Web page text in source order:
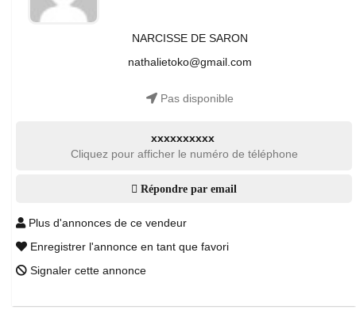
NARCISSE DE SARON
nathalietoko@gmail.com
Pas disponible
xxxxxxxxxx
Cliquez pour afficher le numéro de téléphone
Répondre par email
Plus d'annonces de ce vendeur
Enregistrer l'annonce en tant que favori
Signaler cette annonce